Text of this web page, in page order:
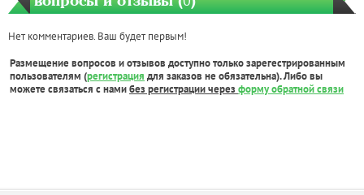
Нет комментариев. Ваш будет первым!
Размещение вопросов и отзывов доступно только зарегестрированным
пользователям (регистрация для заказов не обязательна). Либо вы
можете связаться с намибез регистрации через форму обратной связи